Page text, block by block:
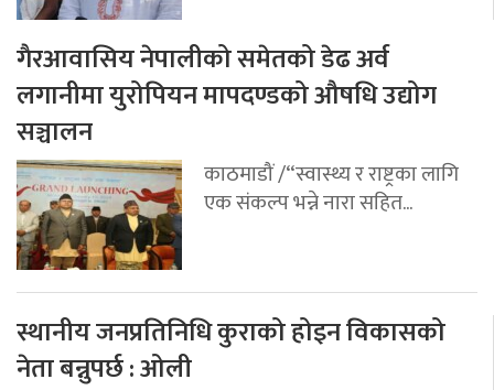
गैरआवासिय नेपालीको समेतको डेढ अर्व
लगानीमा युरोपियन मापदण्डको औषधि उद्योग
सञ्चालन
काठमाडौं /“स्वास्थ्य र राष्ट्रका लागि
एक संकल्प भन्ने नारा सहित...
स्थानीय जनप्रतिनिधि कुराको होइन विकासको
नेता बन्नुपर्छ : ओली